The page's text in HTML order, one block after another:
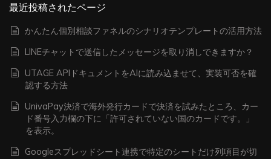
最近投稿されたページ
かんたん個別相談ファネルのシナリオテンプレートの活用方法
LINEチャットで送信したメッセージを取り消しできますか？
UTAGE APIドキュメントをAIに読み込ませて、実装可否を確
認する方法
UnivaPay決済で海外発行カードで決済を試みたところ、カー
ド番号入力欄の下に「許可されていない国のカードです。」
を表示。
Googleスプレッドシート連携で特定のシートだけ列項目が切